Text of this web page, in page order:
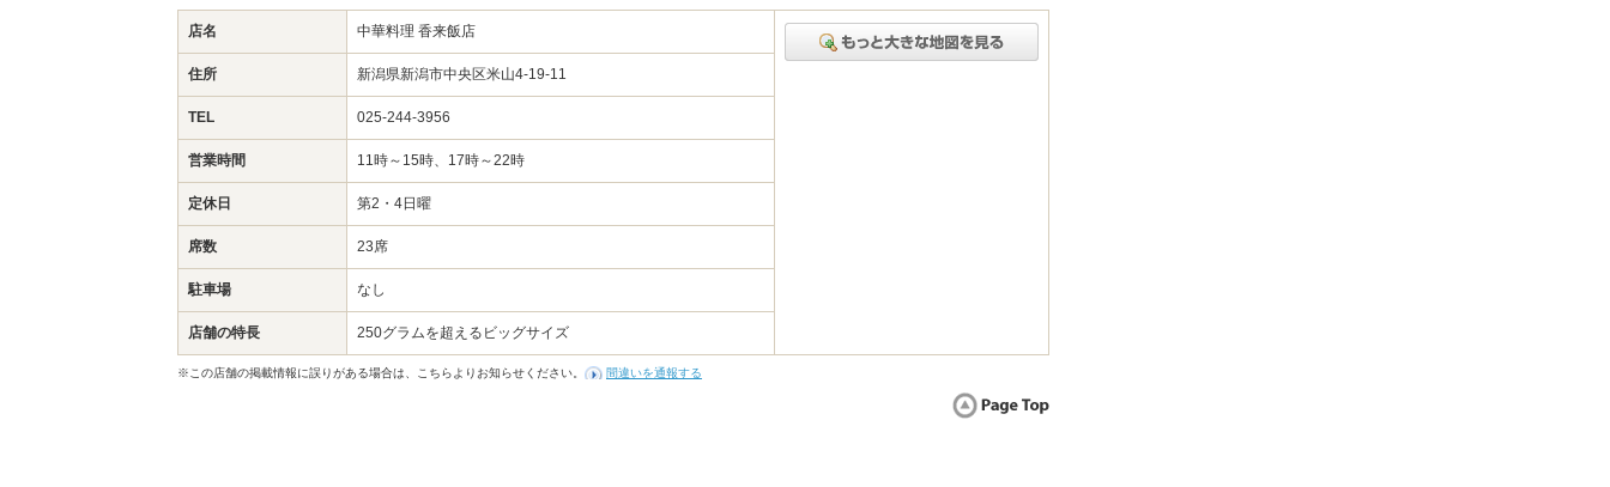
店名 中華料理 香来飯店
住所 新潟県新潟市中央区米山4-19-11
TEL 025-244-3956
営業時間 11時～15時、17時～22時
定休日 第2・4日曜
席数 23席
駐車場 なし
店舗の特長 250グラムを超えるビッグサイズ
※この店舗の掲載情報に誤りがある場合は、こちらよりお知らせください。 間違いを通報する